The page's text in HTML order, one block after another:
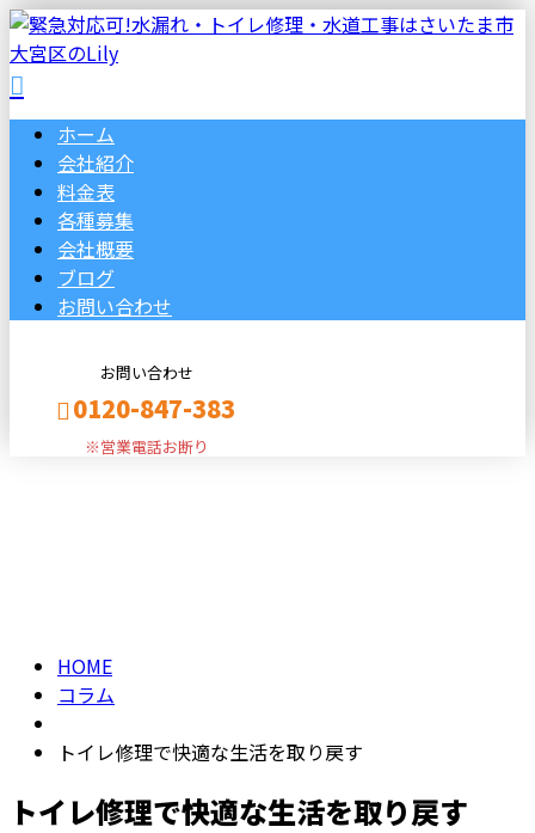
ホーム
会社紹介
料金表
各種募集
会社概要
ブログ
お問い合わせ
お問い合わせ
0120-847-383
※営業電話お断り
HOME
コラム
トイレ修理で快適な生活を取り戻す
トイレ修理で快適な生活を取り戻す